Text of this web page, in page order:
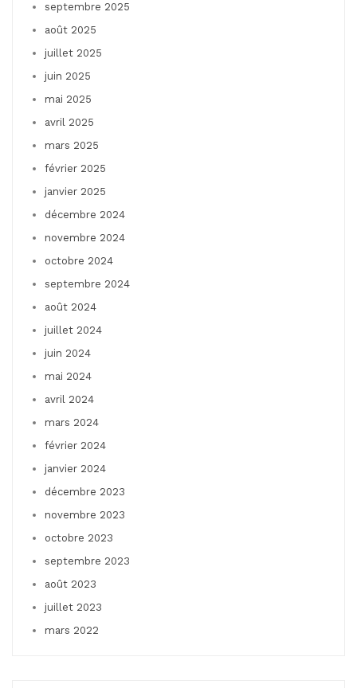
septembre 2025
août 2025
juillet 2025
juin 2025
mai 2025
avril 2025
mars 2025
février 2025
janvier 2025
décembre 2024
novembre 2024
octobre 2024
septembre 2024
août 2024
juillet 2024
juin 2024
mai 2024
avril 2024
mars 2024
février 2024
janvier 2024
décembre 2023
novembre 2023
octobre 2023
septembre 2023
août 2023
juillet 2023
mars 2022